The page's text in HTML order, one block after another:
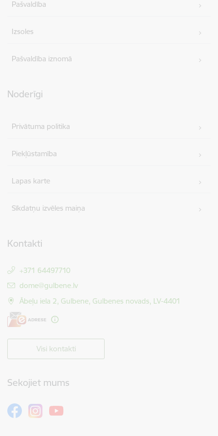
Pašvaldība
Izsoles
Pašvaldība iznomā
Noderīgi
Privātuma politika
Piekļūstamība
Lapas karte
Sīkdatņu izvēles maiņa
Kontakti
+371 64497710
E-pasts:
dome@gulbene.lv
Ābeļu iela 2, Gulbene, Gulbenes novads, LV-4401
Visi kontakti
Sekojiet mums